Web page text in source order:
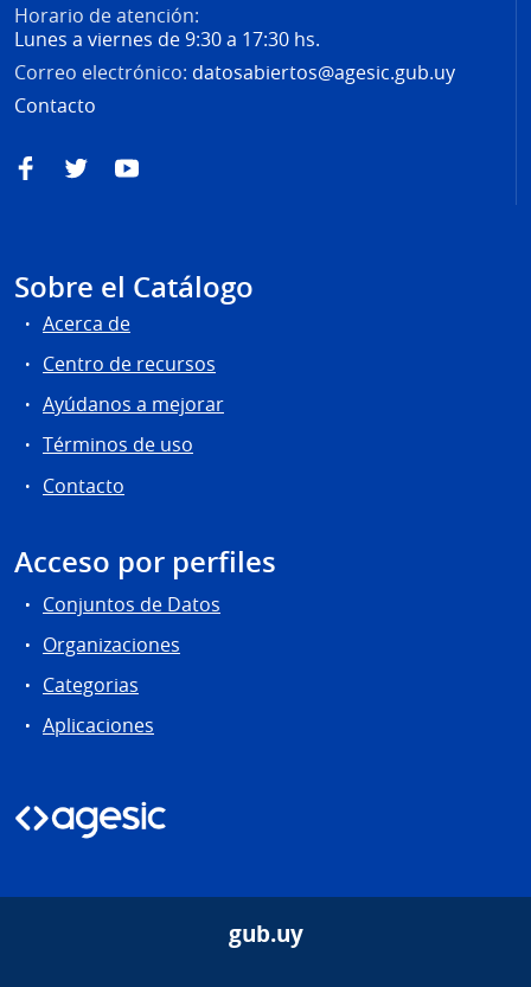
Horario de atención:
Lunes a viernes de 9:30 a 17:30 hs.
Correo electrónico: datosabiertos@agesic.gub.uy
Contacto
FacebookTwitterYouTube
Sobre el Catálogo
Acerca de
Centro de recursos
Ayúdanos a mejorar
Términos de uso
Contacto
Acceso por perfiles
Conjuntos de Datos
Organizaciones
Categorias
Aplicaciones
gub.uy